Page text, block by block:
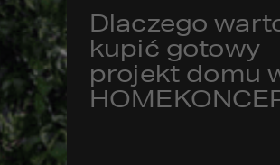
Dlaczego
kupić gotowy
projekt domu